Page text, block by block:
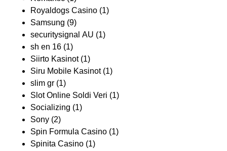
Royaldogs Casino (1)
Samsung (9)
securitysignal AU (1)
sh en 16 (1)
Siirto Kasinot(1)
Siru Mobile Kasinot(1)
slim gr (1)
Slot Online Soldi Veri (1)
Socializing (1)
Sony (2)
Spin Formula Casino (1)
Spinita Casino (1)